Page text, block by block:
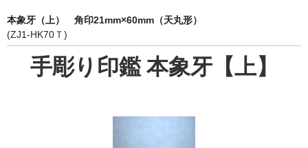
お客様の声
ご利用案内
本象牙（上） 角印21mm×60mm（天丸形）
(ZJ1-HK70Ｔ)
手彫り印鑑 本象牙【上】